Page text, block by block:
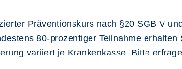
Präventionskurs nach §20 SGB V
80-prozentiger Teilnahme
variiert je Krankenkasse. Bitte